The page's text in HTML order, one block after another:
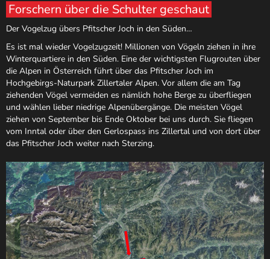
Naturpark
Forschern über die Schulter geschaut
Der Vogelzug übers Pfitscher Joch in den Süden…
Es ist mal wieder Vogelzugzeit! Millionen von Vögeln ziehen in ihre
Winterquartiere in den Süden. Eine der wichtigsten Flugrouten über
die Alpen in Österreich führt über das Pfitscher Joch im
Hochgebirgs-Naturpark Zillertaler Alpen. Vor allem die am Tag
ziehenden Vögel vermeiden es nämlich hohe Berge zu überfliegen
und wählen lieber niedrige Alpenübergänge. Die meisten Vögel
ziehen von September bis Ende Oktober bei uns durch. Sie fliegen
vom Inntal oder über den Gerlospass ins Zillertal und von dort über
das Pfitscher Joch weiter nach Sterzing.